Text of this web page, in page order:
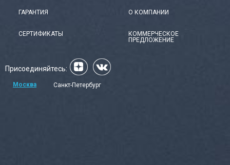
ГАРАНТИЯ
СЕРТИФИКАТЫ
О КОМПАНИИ
КОММЕРЧЕСКОЕ
ПРЕДЛОЖЕНИЕ
Присоединяйтесь:
Москва Санкт-Петербург